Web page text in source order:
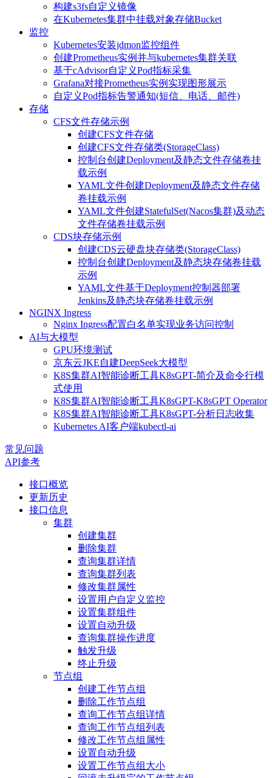
构建s3fs自定义镜像
在Kubernetes集群中挂载对象存储Bucket
监控
Kubernetes安装jdmon监控组件
创建Prometheus实例并与kubernetes集群关联
基于cAdvisor自定义Pod指标采集
Grafana对接Prometheus实例实现图形展示
自定义Pod指标告警通知(短信、电话、邮件)
存储
CFS文件存储示例
创建CFS文件存储
创建CFS文件存储类(StorageClass)
控制台创建Deployment及静态文件存储卷挂
载示例
YAML文件创建Deployment及静态文件存储
卷挂载示例
YAML文件创建StatefulSet(Nacos集群)及动态
文件存储卷挂载示例
CDS块存储示例
创建CDS云硬盘块存储类(StorageClass)
控制台创建Deployment及静态块存储卷挂载
示例
YAML文件基于Deployment控制器部署
Jenkins及静态块存储卷挂载示例
NGINX Ingress
Nginx Ingress配置白名单实现业务访问控制
AI与大模型
GPU环境测试
京东云JKE自建DeepSeek大模型
K8S集群AI智能诊断工具K8sGPT-简介及命令行模
式使用
K8S集群AI智能诊断工具K8sGPT-K8sGPT Operator
K8S集群AI智能诊断工具K8sGPT-分析日志收集
Kubernetes AI客户端kubectl-ai
常见问题
API参考
接口概览
更新历史
接口信息
集群
创建集群
删除集群
查询集群详情
查询集群列表
修改集群属性
设置用户自定义监控
设置集群组件
设置自动升级
查询集群操作进度
触发升级
终止升级
节点组
创建工作节点组
删除工作节点组
查询工作节点组详情
查询工作节点组列表
修改工作节点组属性
设置自动升级
设置工作节点组大小